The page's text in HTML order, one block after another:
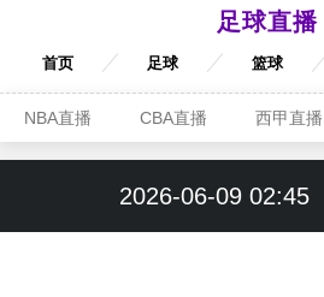
足球直播
首页 足球 篮球
NBA直播 CBA直播 西甲直播
2026-06-09 02:45